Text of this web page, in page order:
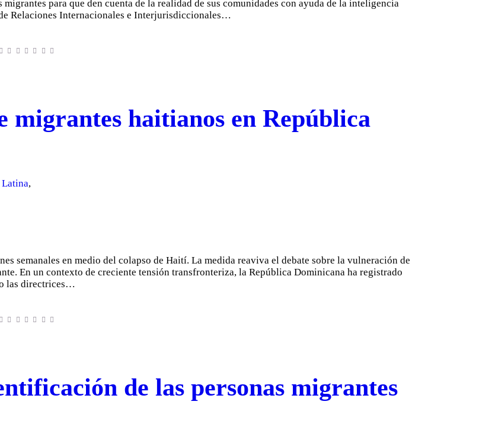
para que den cuenta de la realidad de sus comunidades con ayuda de la inteligencia
Relaciones Internacionales e Interjurisdiccionales…
migrantes haitianos en República
,
semanales en medio del colapso de Haití. La medida reaviva el debate sobre la vulneración de
En un contexto de creciente tensión transfronteriza, la República Dominicana ha registrado
las directrices…
de las personas migrantes